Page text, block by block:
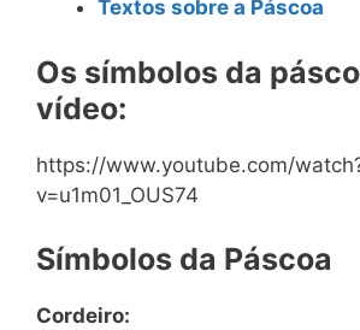
Textos sobre a Páscoa
Os símbolos da
vídeo:
https://www.youtube.com/
v=u1m01_OUS74
Símbolos da Páscoa
Cordeiro: